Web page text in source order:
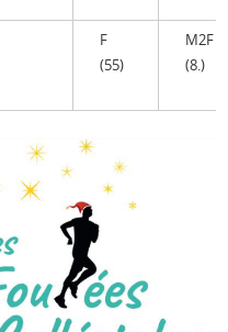
F
(55)
M2F
(8.)